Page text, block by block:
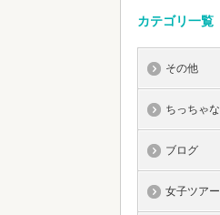
カテゴリ一覧
その他
ちっちゃ
ブログ
女子ツアー